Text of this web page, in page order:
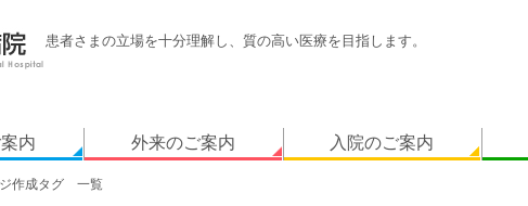
患者さまの立場を十分理解し、質の高い医療を目指します。
内 外来のご案内 入院のご案内
作成タグ 一覧